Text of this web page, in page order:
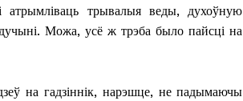
атрымліваць трывалыя веды, духоўную
Можа, усё ж трэба было пайсці на
на гадзіннік, нарэшце, не падымаючы